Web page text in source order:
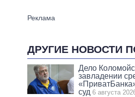
ДРУГИЕ НОВОСТИ
Дело
завладении
суд 6 августа